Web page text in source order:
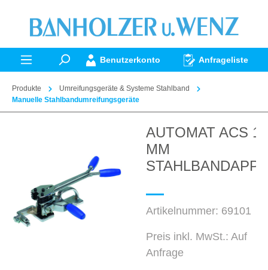
springen
Benutzerkonto Anfrageliste
Produkte
Umreifungsgeräte & Systeme Stahlband
Manuelle Stahlbandumreifungsgeräte
AUTOMAT ACS 13
MM
Artikelnummer: 69101
Preis inkl. MwSt.: Auf
Anfrage